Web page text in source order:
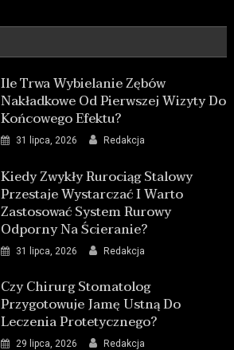
Ile Trwa Wybielanie Zębów
Nakładkowe Od Pierwszej Wizyty Do
Końcowego Efektu?
31 lipca, 2026 Redakcja
Kiedy Zwykły Rurociąg Stalowy
Przestaje Wystarczać I Warto
Zastosować System Rurowy
Odporny Na Ścieranie?
31 lipca, 2026 Redakcja
Czy Chirurg Stomatolog
Przygotowuje Jamę Ustną Do
Leczenia Protetycznego?
29 lipca, 2026 Redakcja